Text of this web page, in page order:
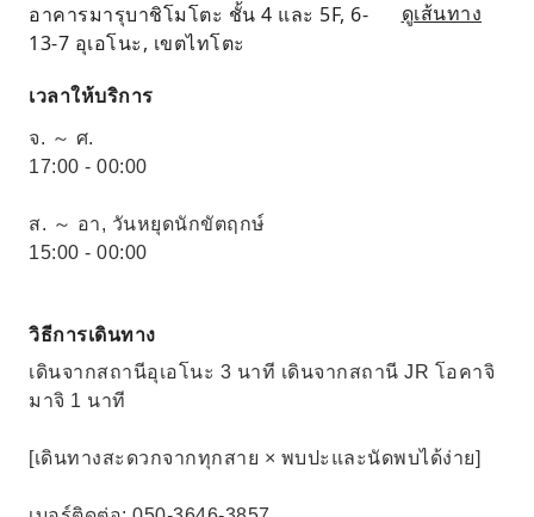
อาคารมารุบาชิโมโตะ ชั้น 4 และ 5F, 6-
13-7 อุเอโนะ, เขตไทโตะ
ดูเส้นทาง
เวลาให้บริการ
จ. ～ ศ.
17:00 - 00:00
ส. ～ อา, วันหยุดนักขัตฤกษ์
15:00 - 00:00
วิธีการเดินทาง
เดินจากสถานีอุเอโนะ 3 นาที เดินจากสถานี JR โอคาจิ
มาจิ 1 นาที
[เดินทางสะดวกจากทุกสาย × พบปะและนัดพบได้ง่าย]